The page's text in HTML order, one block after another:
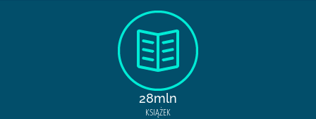
28mln
KSIĄŻEK